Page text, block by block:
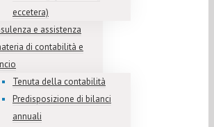
eccetera)
e assistenza
di contabilità e
Tenuta della contabilità
Predisposizione di bilanci
annuali